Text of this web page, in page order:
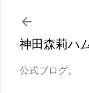
スキッ
神田森莉ハ
公式ブログ。